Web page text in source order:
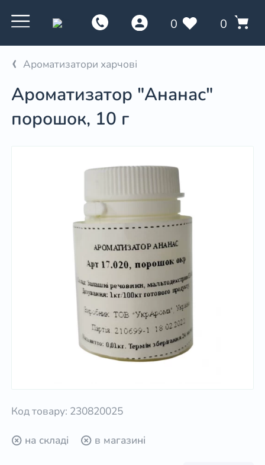
0 0
Ароматизатори харчові
Ароматизатор "Ананас"
порошок, 10 г
Код товару: 230820025
на складі в магазині